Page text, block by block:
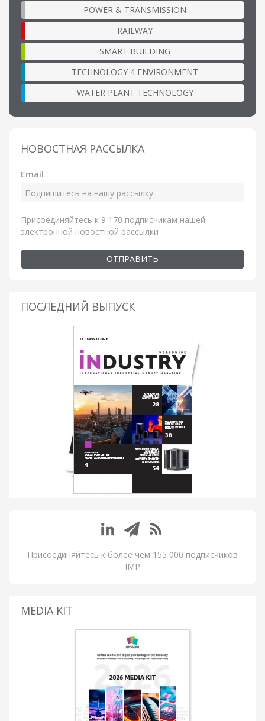
POWER & TRANSMISSION
RAILWAY
SMART BUILDING
TECHNOLOGY 4 ENVIRONMENT
WATER PLANT TECHNOLOGY
НОВОСТНАЯ РАССЫЛКА
Email
Присоединяйтесь к 9 170 подписчикам нашей
электронной новостной рассылки
ОТПРАВИТЬ
ПОСЛЕДНИЙ ВЫПУСК
Присоединяйтесь к более чем 155 000 подписчиков
IMP
MEDIA KIT